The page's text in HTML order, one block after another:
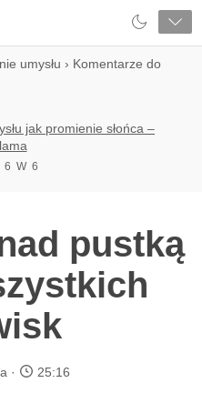
umysłu › Komentarze do
jak promienie słońca –
6 W 6
pustką
25:16